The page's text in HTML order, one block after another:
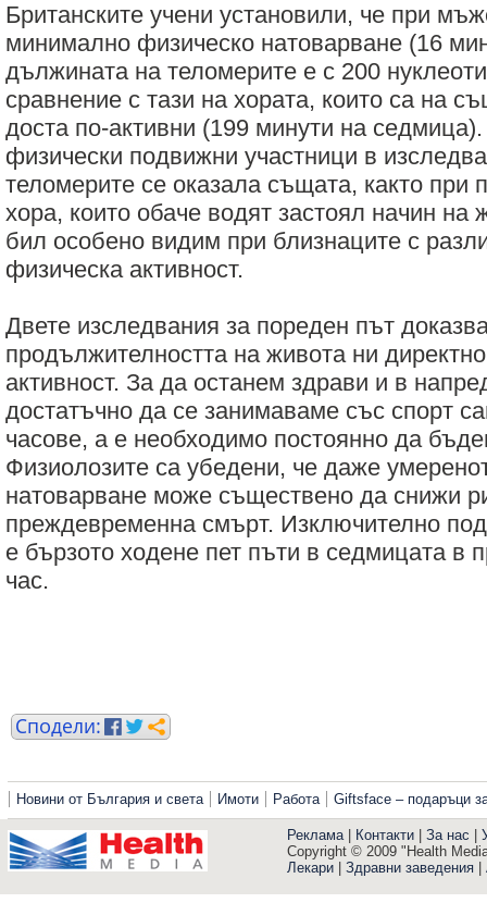
Британските учени установили, че при
минимално физическо натоварване (16
дължината на теломерите е с 200
сравнение с тази на хората, които са на
доста по-активни (199 минути на
физически подвижни участници в
теломерите се оказала същата, както при
хора, които обаче водят застоял начин на
бил особено видим при близнаците с
физическа активност.
Двете изследвания за пореден път
продължителността на живота ни
активност. За да останем здрави и в
достатъчно да се занимаваме със спорт
часове, а е необходимо постоянно да
Физиолозите са убедени, че даже
натоварване може съществено да снижи
преждевременна смърт. Изключително
е бързото ходене пет пъти в седмицата в
час.
Новини от България и света Имоти Работа Giftsface – подаръци
Реклама| Контакти За нас
Copyright © 2009 "Health
Лекари
Здравни заведения